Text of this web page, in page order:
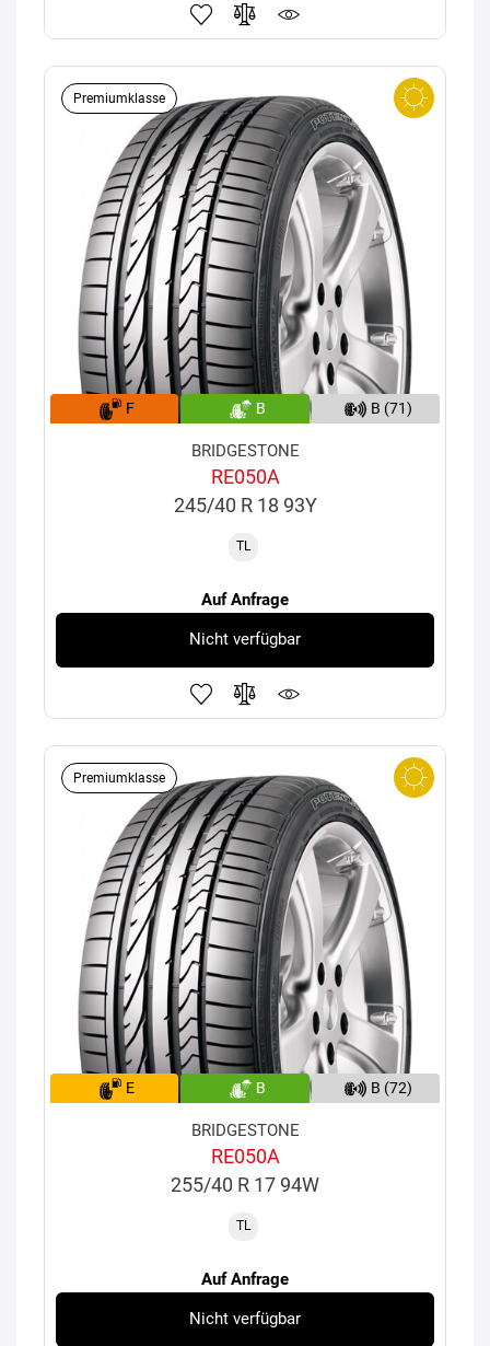
Premiumklasse
F B B (71)
BRIDGESTONE
RE050A
245/40 R 18 93Y
TL
Auf Anfrage
Nicht verfügbar
Premiumklasse
E B B (72)
BRIDGESTONE
RE050A
255/40 R 17 94W
TL
Auf Anfrage
Nicht verfügbar